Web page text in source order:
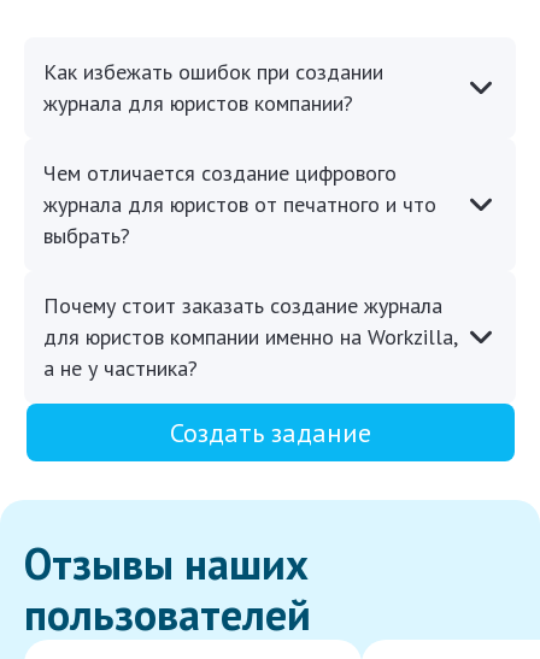
Как избежать ошибок при создании
журнала для юристов компании?
Чем отличается создание цифрового
журнала для юристов от печатного и что
выбрать?
Почему стоит заказать создание журнала
для юристов компании именно на Workzilla,
а не у частника?
Создать задание
Отзывы наших
пользователей